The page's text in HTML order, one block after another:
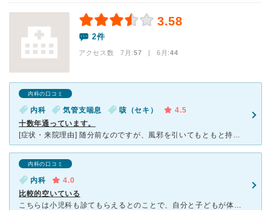
3.58
2件
アクセス数 7月:57 | 6月:44
内科の口コミ
内科 気管支喘息 咳（セキ）
4.5
十数年通っています。
[症状・来院理由] 随分前なのですが、風邪を引いてもともと持っていた喘息がひどくなってしまい診察をしてもらいました。 [医師の診断・治療法] 気管支喘息でした。 病院にて吸入を１５分程度しまし
内科の口コミ
内科
4.0
比較的空いている
こちらは小児科も診てもらえるとのことで、自分と子どもが体調が悪いときに受診しました。住宅街の中にあり、古めの建物で、昔ながらの個人クリニックという雰囲気です。駐車場は狭めですが、混雑しないので停められ